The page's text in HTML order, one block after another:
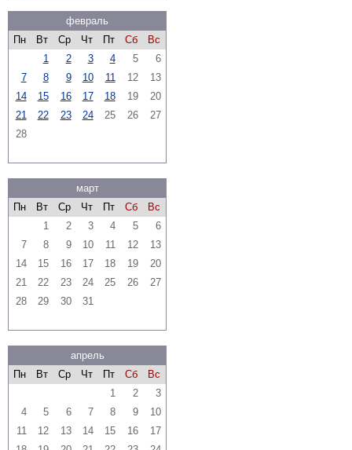
февраль
Пн
Вт Ср Чт Пт Сб
Вс
1
2 3 4 5
6
7
8 9 10 11 12
13
14
15 16 17 18 19
20
21
22 23 24 25 26
27
28
март
Пн
Вт Ср Чт Пт Сб
Вс
1
2 3 4 5
6
7
8 9 10 11 12
13
14
15 16 17 18 19
20
21
22 23 24 25 26
27
28
29 30 31
апрель
Пн
Вт Ср Чт Пт Сб
Вс
1
2
3
4
5 6 7 8 9
10
11
12 13 14 15 16
17